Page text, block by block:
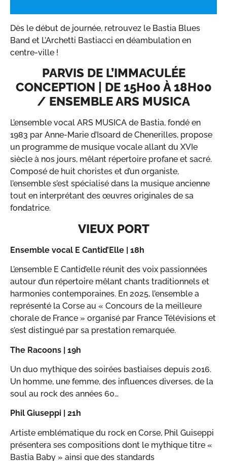
Dès le début de journée, retrouvez le Bastia Blues
Band et L’Archetti Bastiacci en déambulation en
centre-ville !
PARVIS DE L’IMMACULÉE
CONCEPTION | DE 15H00 À 18H00
/ ENSEMBLE ARS MUSICA
L’ensemble vocal ARS MUSICA de Bastia, fondé en
1983 par Anne-Marie d’Isoard de Chenerilles, propose
un programme de musique vocale allant du XVIe
siècle à nos jours, mêlant répertoire profane et sacré.
Composé de huit choristes et d’un organiste,
l’ensemble s’est spécialisé dans la musique ancienne
tout en interprétant des œuvres originales de sa
fondatrice.
VIEUX PORT
Ensemble vocal E Cantid’Elle | 18h
L’ensemble E Cantid’elle réunit des voix passionnées
autour d’un répertoire mêlant chants traditionnels et
harmonies contemporaines. En 2025, l’ensemble a
représenté la Corse au « Concours de la meilleure
chorale de France » organisé par France Télévisions et
s’est distingué par sa prestation remarquée.
The Racoons | 19h
Un duo mythique des soirées bastiaises depuis 2016.
Un homme, une femme, des influences diverses, de la
soul au rock des années 60…
Phil Giuseppi | 21h
Artiste emblématique du rock en Corse, Phil Guiseppi
présentera ses compositions dont le mythique titre «
Bastia Baby » ainsi que des standards